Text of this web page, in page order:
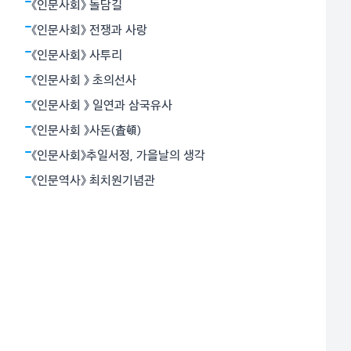
달걀을 먹으면서 목이 메지 않게 하거나 소화를 돕는 기
능은 두번째였고, 당시에는 매우 귀했던 탄산음료 특유의
《인문사회》 돌담길
《인문사회》 전쟁과 사랑
《인문사회》 사투리
《인문사회 》 초의선사
《인문사회 》 일연과 삼국유사
《인문사회 》사돈(査頓)
《인문사회》추일서정, 가을날의 생각
《인문역사》 최치원기념관